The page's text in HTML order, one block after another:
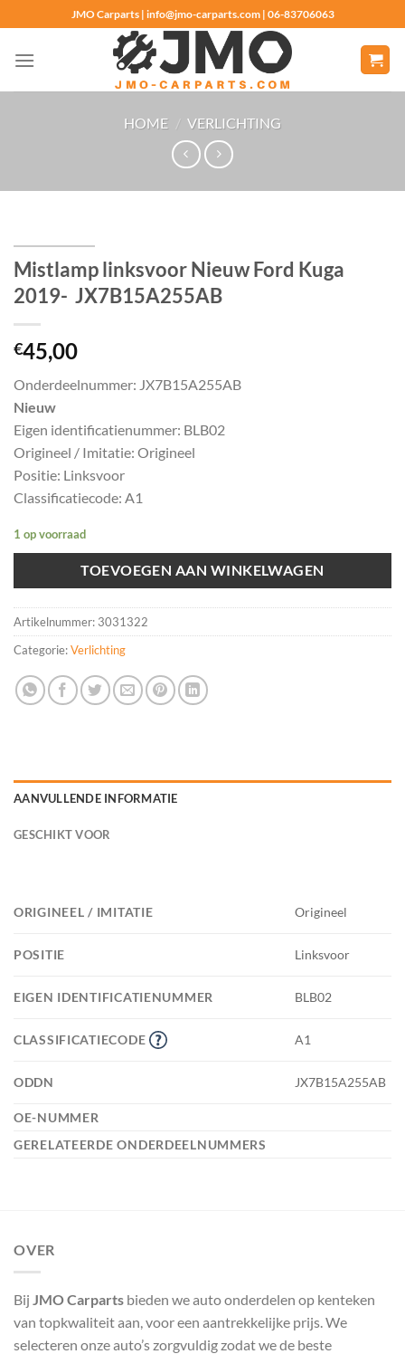
naar
inhoud
JMO Carparts | info@jmo-carparts.com | 06-83706063
HOME / VERLICHTING
Mistlamp linksvoor Nieuw Ford Kuga
2019- JX7B15A255AB
€45,00
Onderdeelnummer: JX7B15A255AB
Nieuw
Eigen identificatienummer: BLB02
Origineel / Imitatie: Origineel
Positie: Linksvoor
Classificatiecode: A1
1 op voorraad
TOEVOEGEN AAN WINKELWAGEN
Artikelnummer: 3031322
Categorie:Verlichting
AANVULLENDE INFORMATIE
GESCHIKT VOOR
ORIGINEEL / IMITATIE Origineel
POSITIE Linksvoor
EIGEN IDENTIFICATIENUMMER BLB02
CLASSIFICATIECODE A1
ODDN JX7B15A255AB
OE-NUMMER
GERELATEERDE ONDERDEELNUMMERS
OVER
Bij JMO Carparts bieden we auto onderdelen op kenteken
van topkwaliteit aan, voor een aantrekkelijke prijs. We
selecteren onze auto’s zorgvuldig zodat we de beste